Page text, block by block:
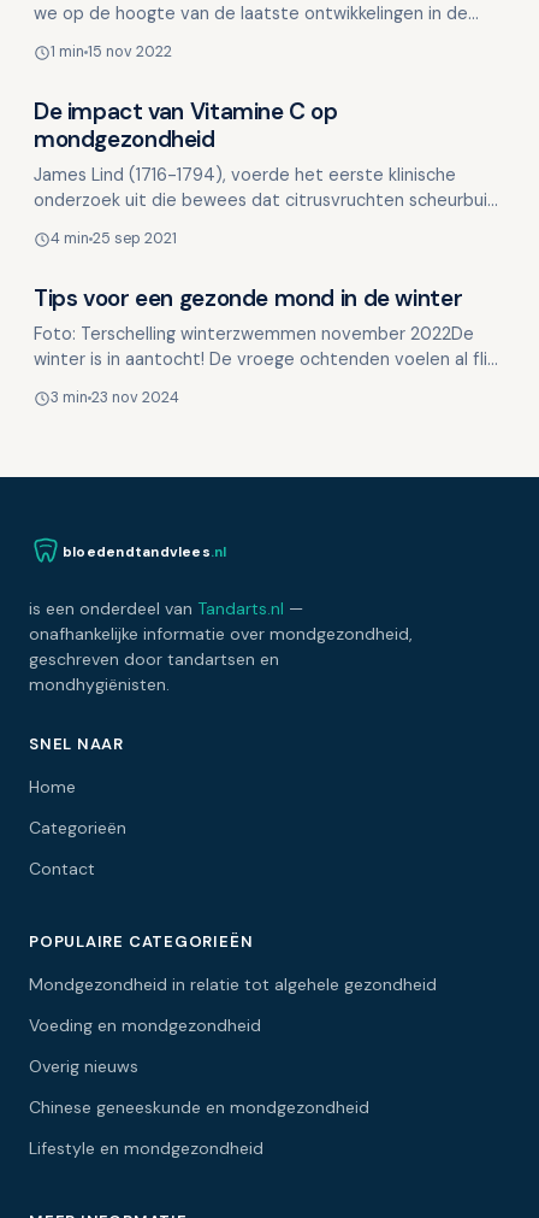
we op de hoogte van de laatste ontwikkelingen in de
me…
1 min 15 nov 2022
Voeding en mondgezondheid
De impact van Vitamine C op
mondgezondheid
James Lind (1716-1794), voerde het eerste klinische
onderzoek uit die bewees dat citrusvruchten scheurbuik
4 min 25 sep 2021
Tips voor een gezonde mond in de winter
Foto: Terschelling winterzwemmen november 2022De
winter is in aantocht! De vroege ochtenden voelen al flink
3 min 23 nov 2024
bloedendtandvlees.nl
is een onderdeel van Tandarts.nl —
onafhankelijke informatie over mondgezondheid,
geschreven door tandartsen en
mondhygiënisten.
SNEL NAAR
Home
Categorieën
Contact
POPULAIRE CATEGORIEËN
Mondgezondheid in relatie tot algehele gezondheid
Voeding en mondgezondheid
Overig nieuws
Chinese geneeskunde en mondgezondheid
Lifestyle en mondgezondheid